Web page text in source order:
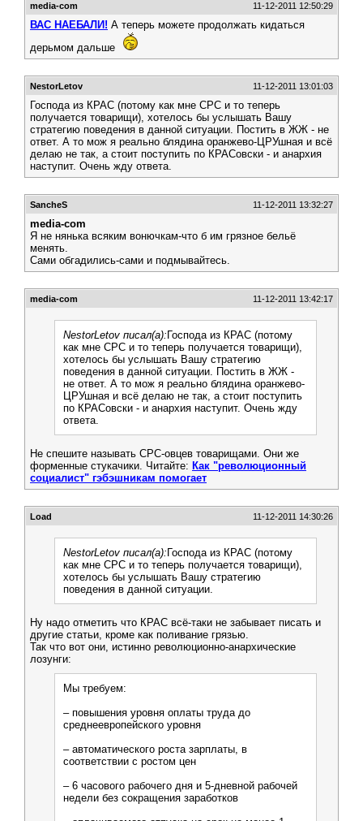
media-com 11-12-2011 12:50:29
ВАС НАЕБАЛИ! А теперь можете продолжать кидаться
дерьмом дальше
NestorLetov 11-12-2011 13:01:03
Господа из КРАС (потому как мне СРС и то теперь
получается товарищи), хотелось бы услышать Вашу
стратегию поведения в данной ситуации. Постить в ЖЖ - не
ответ. А то мож я реально блядина оранжево-ЦРУшная и всё
делаю не так, а стоит поступить по КРАСовски - и анархия
наступит. Очень жду ответа.
SancheS 11-12-2011 13:32:27
media-com
Я не нянька всяким вонючкам-что б им грязное бельё
менять.
Сами обгадились-сами и подмывайтесь.
media-com 11-12-2011 13:42:17
NestorLetov писал(а): Господа из КРАС (потому
как мне СРС и то теперь получается товарищи),
хотелось бы услышать Вашу стратегию
поведения в данной ситуации. Постить в ЖЖ -
не ответ. А то мож я реально блядина оранжево-
ЦРУшная и всё делаю не так, а стоит поступить
по КРАСовски - и анархия наступит. Очень жду
ответа.
Не спешите называть СРС-овцев товарищами. Они же
форменные стукачики. Читайте: Как "революционный
социалист" гэбэшникам помогает
Load 11-12-2011 14:30:26
NestorLetov писал(а): Господа из КРАС (потому
как мне СРС и то теперь получается товарищи),
хотелось бы услышать Вашу стратегию
поведения в данной ситуации.
Ну надо отметить что КРАС всё-таки не забывает писать и
другие статьи, кроме как поливание грязью.
Так что вот они, истинно революционно-анархические
лозунги:
Мы требуем:
– повышения уровня оплаты труда до
среднеевропейского уровня
– автоматического роста зарплаты, в
соответствии с ростом цен
– 6 часового рабочего дня и 5-дневной рабочей
недели без сокращения заработков